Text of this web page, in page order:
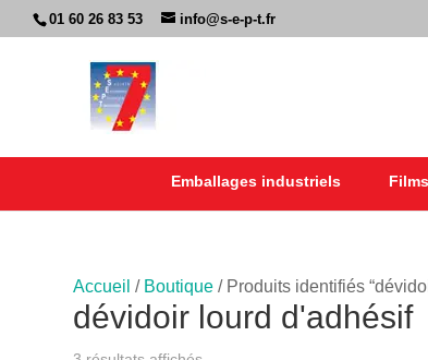
01 60 26 83 53 info@s-e-p-t.fr
Emballages industriels
Accueil / Boutique / Produits identifiés
dévidoir lourd d'adhésif